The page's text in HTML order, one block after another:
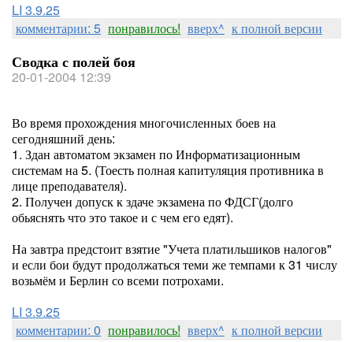
LI 3.9.25
комментарии: 5 понравилось! вверх^ к полной версии
Сводка с полей боя
20-01-2004 12:39
Во время прохождения многочисленных боев на
сегодняшний день:
1. Здан автоматом экзамен по Информатизационным
системам на 5. (Тоесть полная капитуляция противника в
лице преподавателя).
2. Получен допуск к здаче экзамена по ФДСГ(долго
обьяснять что это такое и с чем его едят).
На завтра предстоит взятие "Учета платильшиков налогов"
и если бои будут продолжаться теми же темпами к 31 числу
возьмём и Берлин со всеми потрохами.
LI 3.9.25
комментарии: 0 понравилось! вверх^ к полной версии